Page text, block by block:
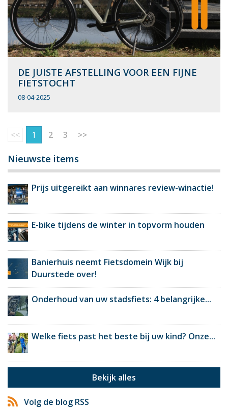
DE JUISTE AFSTELLING VOOR EEN FIJNE
FIETSTOCHT
08-04-2025
<< 1 2 3 >>
Nieuwste items
Prijs uitgereikt aan winnares review-winactie!
E-bike tijdens de winter in topvorm houden
Banierhuis neemt Fietsdomein Wijk bij
Duurstede over!
Onderhoud van uw stadsfiets: 4 belangrijke...
Welke fiets past het beste bij uw kind? Onze...
Bekijk alles
Volg de blog RSS